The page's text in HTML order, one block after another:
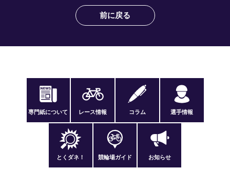
前に戻る
専門紙について レース情報 コラム 選手情報
とくダネ！ 競輪場ガイド お知らせ